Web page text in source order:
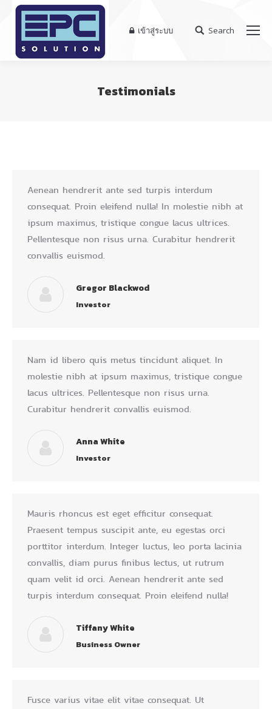
เข้าสู่ระบบ Search:
Search
Testimonials
Aenean hendrerit ante sed turpis interdum
consequat. Proin eleifend nulla! In molestie nibh at
ipsum maximus, tristique congue lacus ultrices.
Pellentesque non risus urna. Curabitur hendrerit
convallis euismod.
Gregor Blackwod
Investor
Nam id libero quis metus tincidunt aliquet. In
molestie nibh at ipsum maximus, tristique congue
lacus ultrices. Pellentesque non risus urna.
Curabitur hendrerit convallis euismod.
Anna White
Investor
Mauris rhoncus est eget efficitur consequat.
Praesent tempus suscipit ante, eu egestas orci
porttitor interdum. Integer luctus, leo porta lacinia
convallis, diam purus finibus lectus, ut rutrum
quam velit id orci. Aenean hendrerit ante sed
turpis interdum consequat. Proin eleifend nulla!
Tiffany White
Business Owner
Fusce varius vitae elit vitae consequat. Ut